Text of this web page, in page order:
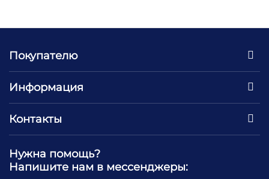
Покупателю
Информация
Контакты
Нужна помощь?
Напишите нам в мессенджеры: